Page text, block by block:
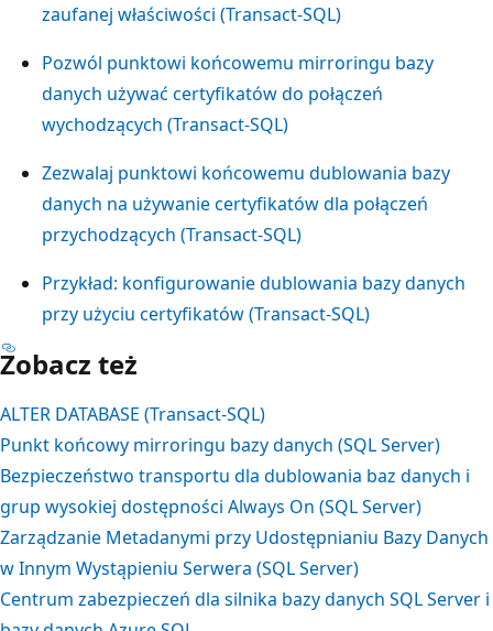
zaufanej właściwości (Transact-SQL)
Pozwól punktowi końcowemu mirroringu bazy
danych używać certyfikatów do połączeń
wychodzących (Transact-SQL)
Zezwalaj punktowi końcowemu dublowania bazy
danych na używanie certyfikatów dla połączeń
przychodzących (Transact-SQL)
Przykład: konfigurowanie dublowania bazy danych
przy użyciu certyfikatów (Transact-SQL)
Zobacz też
ALTER DATABASE (Transact-SQL)
Punkt końcowy mirroringu bazy danych (SQL Server)
Bezpieczeństwo transportu dla dublowania baz danych i
grup wysokiej dostępności Always On (SQL Server)
Zarządzanie Metadanymi przy Udostępnianiu Bazy Danych
w Innym Wystąpieniu Serwera (SQL Server)
Centrum zabezpieczeń dla silnika bazy danych SQL Server i